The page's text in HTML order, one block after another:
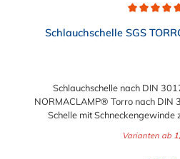
Schlauchschelle nach DIN
NORMACLAMP® Torro nach DIN
Schelle mit
aus, ist einfach montierbar,
Varianten ab